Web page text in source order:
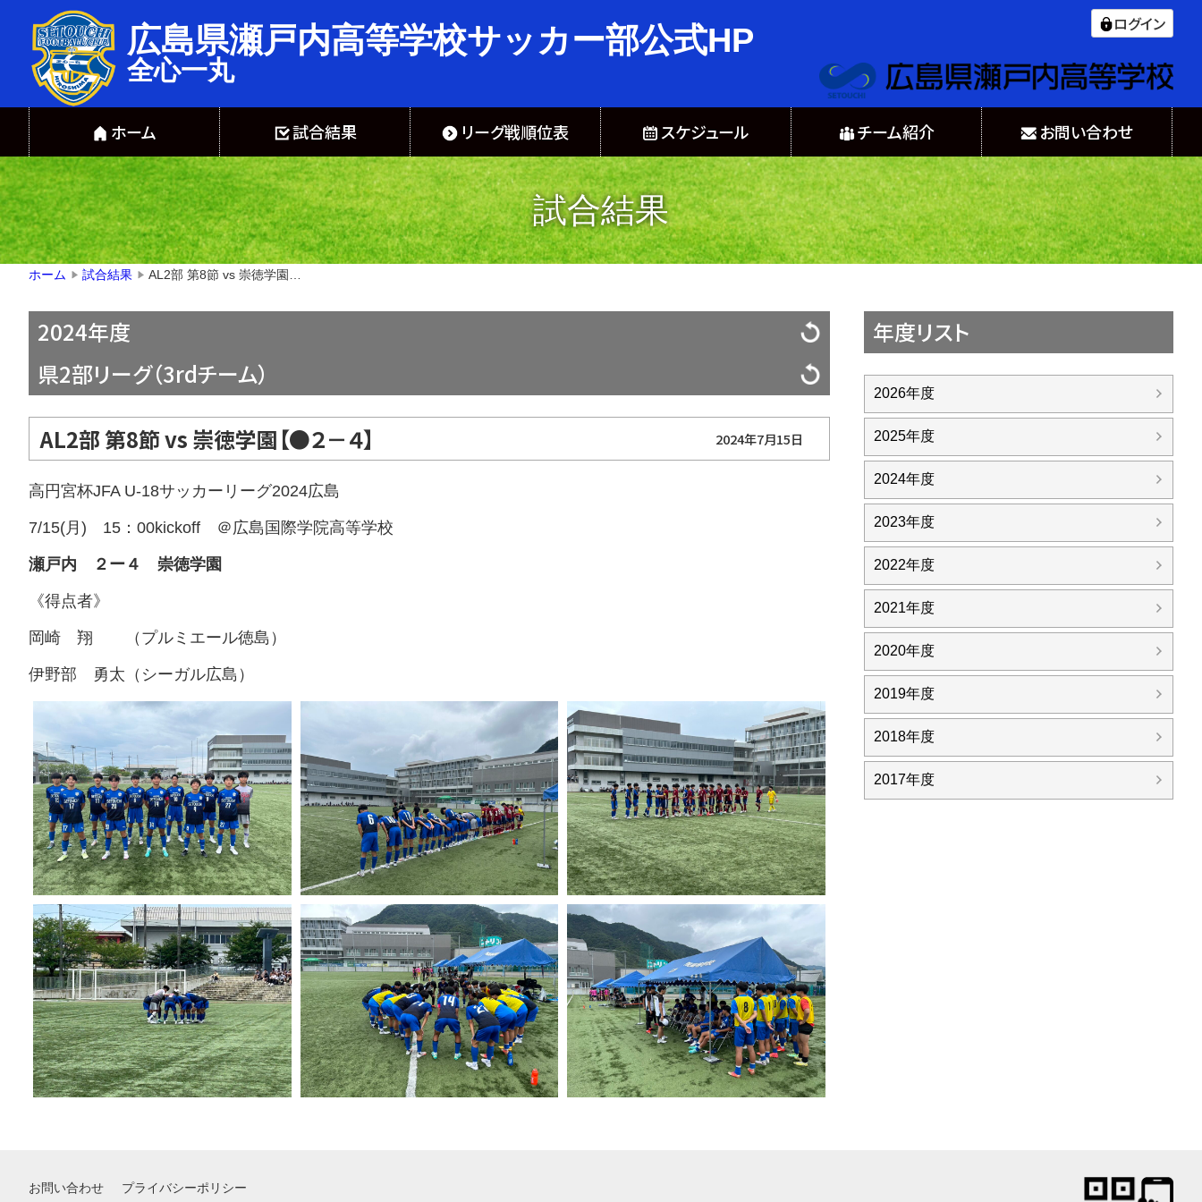
広島県瀬戸内高等学校サッカー部公式HP
全心一丸
ログイン
ホーム 試合結果 リーグ戦順位表 スケジュール チーム紹介 お問い合わせ
試合結果
ホーム ▶ 試合結果 ▶
2024年度
県2部リーグ（3rdチーム）
AL2部 第8節 vs 崇徳学園【●２－４】 2024年7月15日
高円宮杯JFA U-18サッカーリーグ2024広島
7/15(月) 15：00kickoff ＠広島国際学院高等学校
瀬戸内 ２ー４ 崇徳学園
《得点者》
岡崎 翔 （プルミエール徳島）
伊野部 勇太（シーガル広島）
年度リスト
2026年度
2025年度
2024年度
2023年度
2022年度
2021年度
2020年度
2019年度
2018年度
2017年度
お問い合わせ プライバシーポリシー